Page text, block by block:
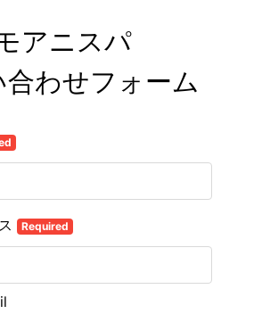
アニスパ
合わせフォーム
Required